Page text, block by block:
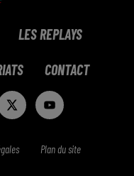
LES REPLAYS
CONTACT
Plan du site